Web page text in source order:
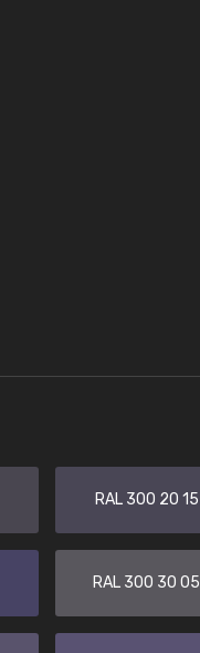
RAL 300 20 15
RAL 300 30 05